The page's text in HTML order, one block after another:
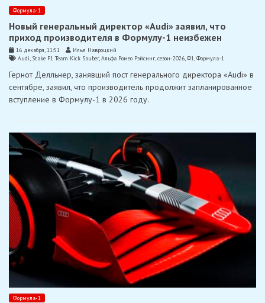
Формула-1
Новый генеральный директор «Audi» заявил, что
приход производителя в Формулу-1 неизбежен
16 декабря, 11:51
Илья Навроцкий
Audi, Stake F1 Team Kick Sauber,Альфа Ромео Рэйсинг,сезон-2026,Ф1,Формула-1
Гернот Делльнер, занявший пост генерального директора «Audi» в
сентябре, заявил, что производитель продолжит запланированное
вступление в Формулу-1 в 2026 году.
Формула-1